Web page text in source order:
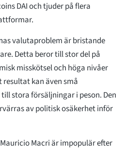
DAI och tjuder på flera
valutaproblem är bristande
Detta beror till stor del på
misskötsel och höga nivåer
kan även små
stora försäljningar i peson. Den
av politisk osäkerhet inför
Macri är impopulär efter